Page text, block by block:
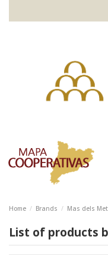
Home Brands Mas dels
List of products